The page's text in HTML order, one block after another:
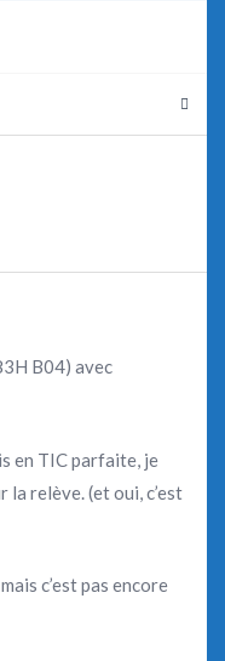
B04) avec
en TIC parfaite, je
la relève. (et oui, c’est
c’est pas encore